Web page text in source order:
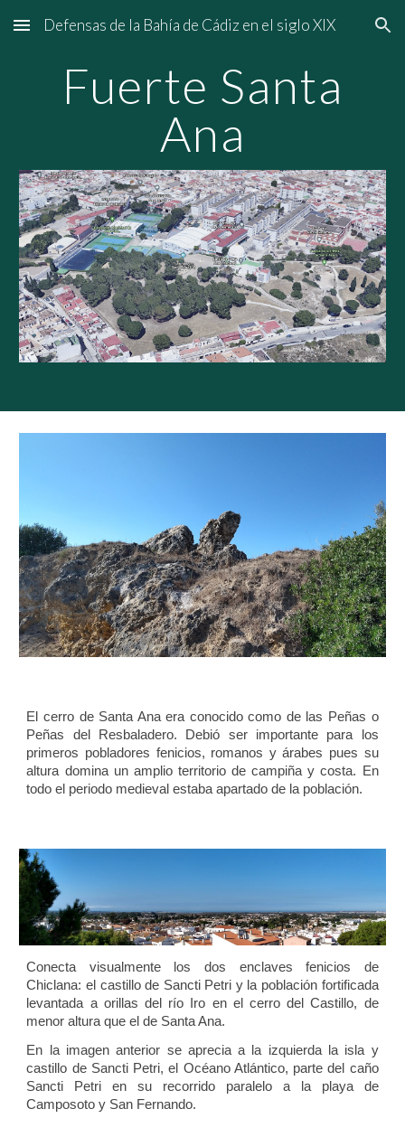
Skip to main content Skip to navigation
Defensas de la Bahía de Cádiz en el siglo XIX
Fuerte Santa
Ana
El cerro de Santa Ana era conocido como de las Peñas o
Peñas del Resbaladero. Debió ser importante para los
primeros pobladores fenicios, romanos y árabes pues su
altura domina un amplio territorio de campiña y costa. En
todo el periodo medieval estaba apartado de la población.
Conecta visualmente los dos enclaves fenicios de
Chiclana: el castillo de Sancti Petri y la población fortificada
levantada a orillas del río Iro en el cerro del Castillo, de
menor altura que el de Santa Ana.
En la imagen anterior se aprecia a la izquierda la isla y
castillo de Sancti Petri, el Océano Atlántico, parte del caño
Sancti Petri en su recorrido paralelo a la playa de
Camposoto y San Fernando.